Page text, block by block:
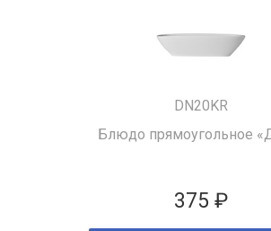
DN20KR
Блюдо прямоугольное
375 ₽